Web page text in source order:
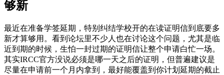
够新
最近在准备学签延期，特别纠结学校开的在读证明信到底要多
新才算够用。看到论坛里不少人也在讨论这个问题，尤其是临
近到期的时候，生怕一封过期的证明信让整个申请白忙一场。
其实IRCC官方没说必须是哪一天之后的证明，但普遍建议是
尽量在申请前一个月内拿到，最好能覆盖到你计划延期的截止